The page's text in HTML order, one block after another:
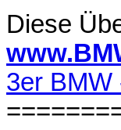
Diese
3er BMW